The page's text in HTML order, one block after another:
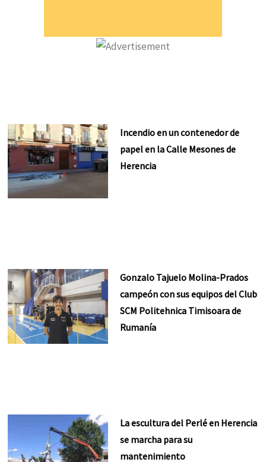
Incendio en un contenedor de
papel en la Calle Mesones de
Herencia
Gonzalo Tajuelo Molina-Prados
campeón con sus equipos del Club
SCM Politehnica Timisoara de
Rumanía
La escultura del Perlé en Herencia
se marcha para su
mantenimiento